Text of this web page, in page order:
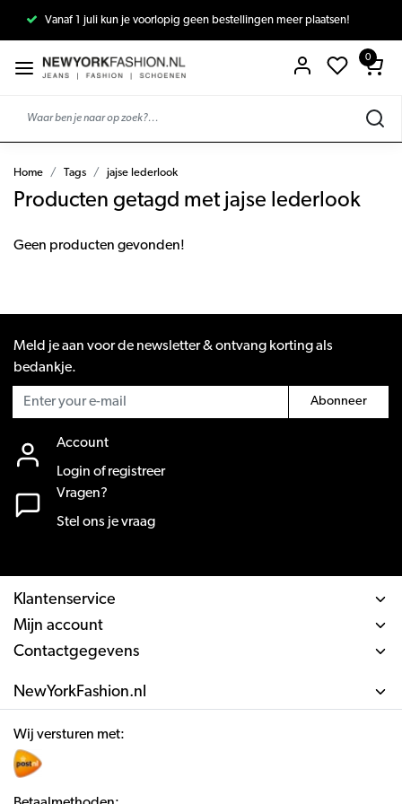
Vanaf 1 juli kun je voorlopig geen bestellingen meer plaatsen!
0
Home Tags jajse lederlook
Producten getagd met jajse lederlook
Geen producten gevonden!
Meld je aan voor de newsletter & ontvang korting als
bedankje.
Abonneer
Account
Login of registreer
Vragen?
Stel ons je vraag
Klantenservice
Mijn account
Contactgegevens
NewYorkFashion.nl
Wij versturen met: